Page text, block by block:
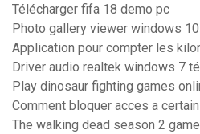
Télécharger fifa 18 demo pc
Photo gallery viewer windows 10
Application pour compter les
Driver audio realtek windows 7
Play dinosaur fighting games
Comment bloquer acces a
The walking dead season 2